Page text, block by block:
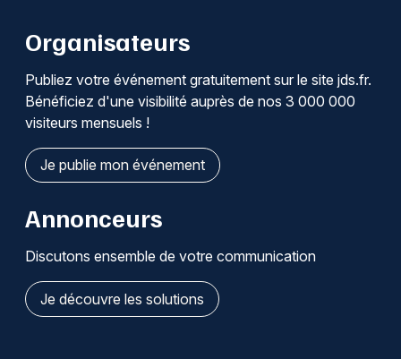
Organisateurs
Publiez votre événement gratuitement sur le site jds.fr.
Bénéficiez d'une visibilité auprès de nos 3 000 000
visiteurs mensuels !
Je publie mon événement
Annonceurs
Discutons ensemble de votre communication
Je découvre les solutions